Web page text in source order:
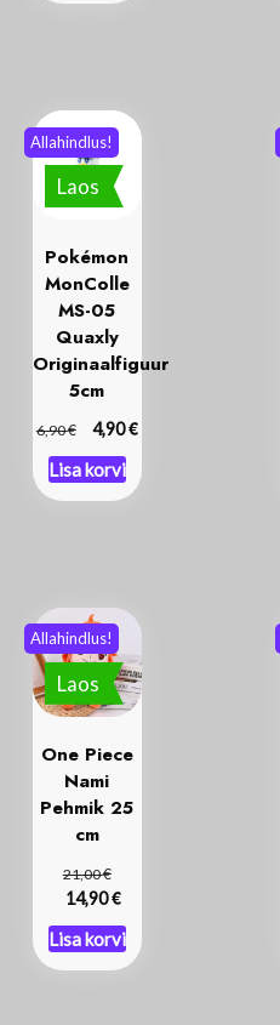
Laos
Allahindlus!
Pokémon
MonColle
MS-05
Quaxly
Originaalfiguur
5cm
6,90€ 4,90€
Lisa korvi
Laos
Allahindlus!
One Piece
Nami
Pehmik 25
cm
21,00€
14,90€
Lisa korvi